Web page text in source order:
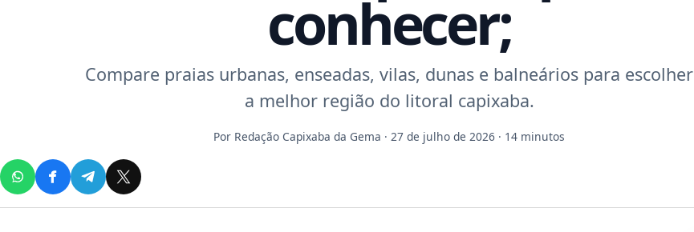
conhecer;
Compare praias urbanas, enseadas, vilas, dunas e balneários para escolher
a melhor região do litoral capixaba.
Por Redação Capixaba da Gema · 27 de julho de 2026 · 14 minutos